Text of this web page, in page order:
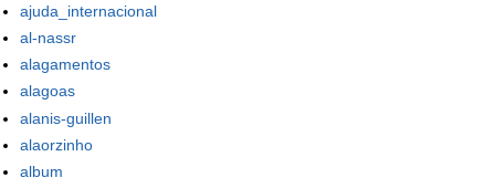
ajuda_internacional
al-nassr
alagamentos
alagoas
alanis-guillen
alaorzinho
album